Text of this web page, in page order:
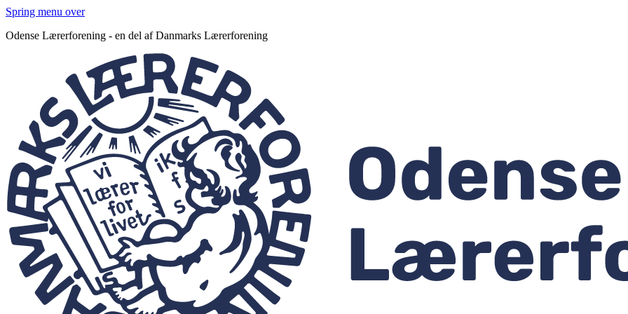
Spring menu over
Odense Lærerforening - en del af Danmarks Lærerforening